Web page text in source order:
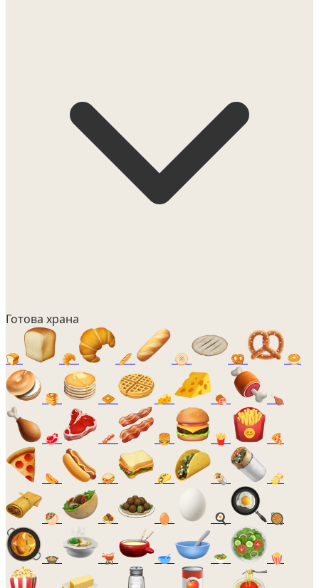
Готова храна
🍞 🥐 🥖 🫓 🥨 🥯
🥞 🧇 🧀 🍖 🍗
🥩 🥓 🍔 🍟 🍕
🌭 🥪 🌮 🌯 🫔
🥙 🧆 🥚 🍳 🥘
🍲 🫕 🥣 🥗 🍿